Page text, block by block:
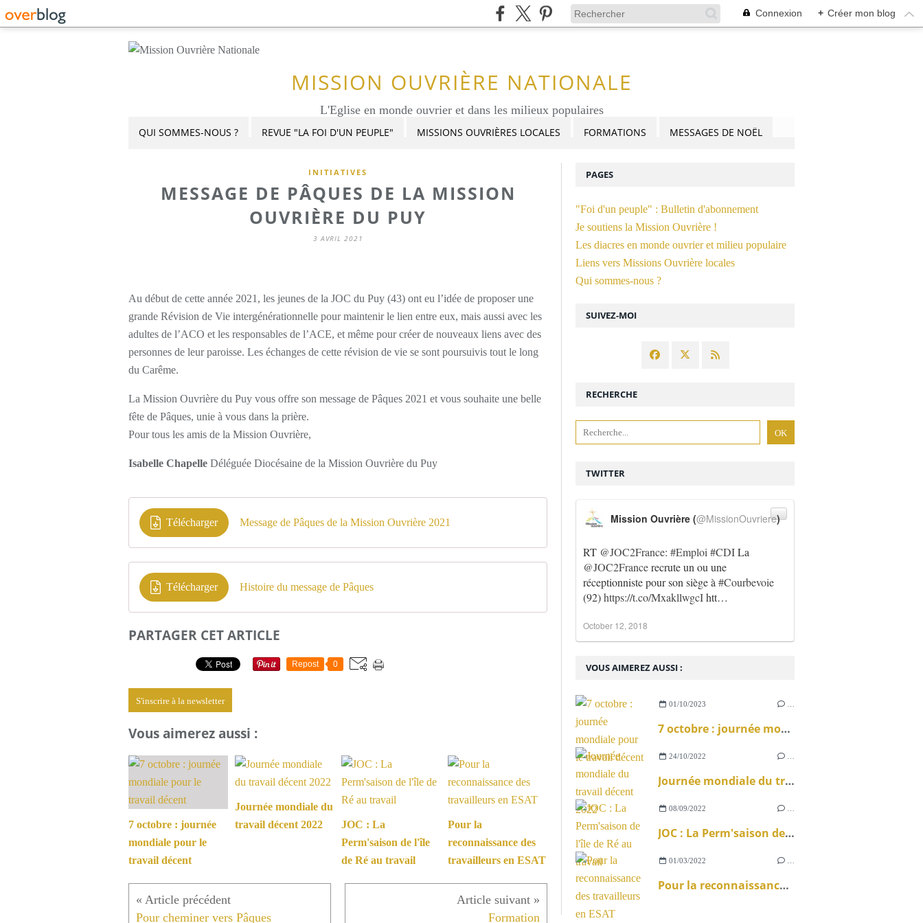
Connexion + Créer mon blog
MISSION OUVRIÈRE NATIONALE
L'Eglise en monde ouvrier et dans les milieux populaires
QUI SOMMES-NOUS ? REVUE "LA FOI D'UN PEUPLE" MISSIONS OUVRIÈRES LOCALES FORMATIONS MESSAGES DE NOËL
INITIATIVES
MESSAGE DE PÂQUES DE LA MISSION
OUVRIÈRE DU PUY
3 AVRIL 2021
Au début de cette année 2021, les jeunes de la JOC du Puy (43) ont eu l’idée de proposer une
grande Révision de Vie intergénérationnelle pour maintenir le lien entre eux, mais aussi avec les
adultes de l’ACO et les responsables de l’ACE, et même pour créer de nouveaux liens avec des
personnes de leur paroisse. Les échanges de cette révision de vie se sont poursuivis tout le long
du Carême.
La Mission Ouvrière du Puy vous offre son message de Pâques 2021 et vous souhaite une belle
fête de Pâques, unie à vous dans la prière.
Pour tous les amis de la Mission Ouvrière,
Isabelle Chapelle Déléguée Diocésaine de la Mission Ouvrière du Puy
Télécharger Message de Pâques de la Mission Ouvrière 2021
Télécharger Histoire du message de Pâques
PARTAGER CET ARTICLE
Repost 0
S'inscrire à la newsletter
Vous aimerez aussi :
7 octobre : journée
mondiale pour le
travail décent
Journée mondiale du
travail décent 2022
JOC : La
Perm'saison de l'île
de Ré au travail
Pour la
reconnaissance des
travailleurs en ESAT
Pour cheminer vers Pâques Formation
SUIVEZ-MOI
RECHERCHE
VOUS AIMEREZ AUSSI :
01/10/2023
7 octobre : journée mondiale pour le travail décent
24/10/2022
Journée mondiale du travail décent 2022
08/09/2022
JOC : La Perm'saison de l'île de Ré au travail
01/03/2022
Pour la reconnaissance des travailleurs en ESAT
TWITTER
RT @JOC2France: #Emploi #CDILa
@JOC2Francerecrute un ou une
réceptionniste pour son siège à #Courbevoie
(92)https://t.co/MxakllwgcIhtt…
Mission Ouvrière (@MissionOuvriere)
October 12, 2018
PAGES
"Foi d'un peuple" : Bulletin d'abonnement
Je soutiens la Mission Ouvrière !
Les diacres en monde ouvrier et milieu populaire
Liens vers Missions Ouvrière locales
Qui sommes-nous ?